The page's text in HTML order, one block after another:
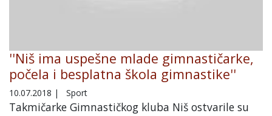
''Niš ima uspešne mlade gimnastičarke,
počela i besplatna škola gimnastike''
10.07.2018 | Sport
Takmičarke Gimnastičkog kluba Niš ostvarile su